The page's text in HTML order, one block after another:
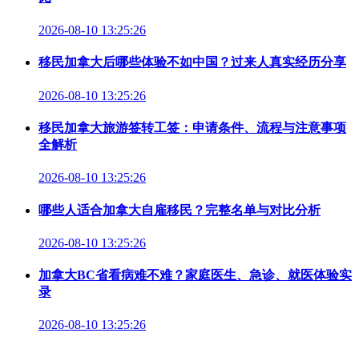
2026-08-10 13:25:26
移民加拿大后哪些体验不如中国？过来人真实经历分享
2026-08-10 13:25:26
移民加拿大旅游签转工签：申请条件、流程与注意事项
全解析
2026-08-10 13:25:26
哪些人适合加拿大自雇移民？完整名单与对比分析
2026-08-10 13:25:26
加拿大BC省看病难不难？家庭医生、急诊、就医体验实
录
2026-08-10 13:25:26